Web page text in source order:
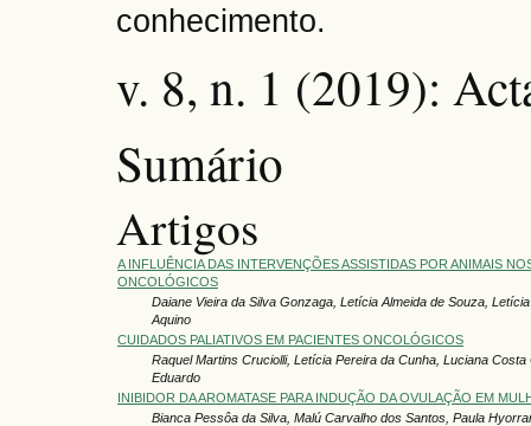
conhecimento.
v. 8, n. 1 (2019):
Sumário
Artigos
A INFLUÊNCIA DAS INTERVENÇÕES ASSISTIDAS POR ANIMAIS
ONCOLÓGICOS
Daiane Vieira da Silva Gonzaga, Letícia Almeida de Souza,
Aquino
CUIDADOS PALIATIVOS EM PACIENTES ONCOLÓGICOS
Raquel Martins Cruciolli, Letícia Pereira da Cunha, Luciana
Eduardo
INIBIDOR DA AROMATASE PARA INDUÇÃO DA OVULAÇÃO EM
Bianca Pessôa da Silva, Malú Carvalho dos Santos, Paula